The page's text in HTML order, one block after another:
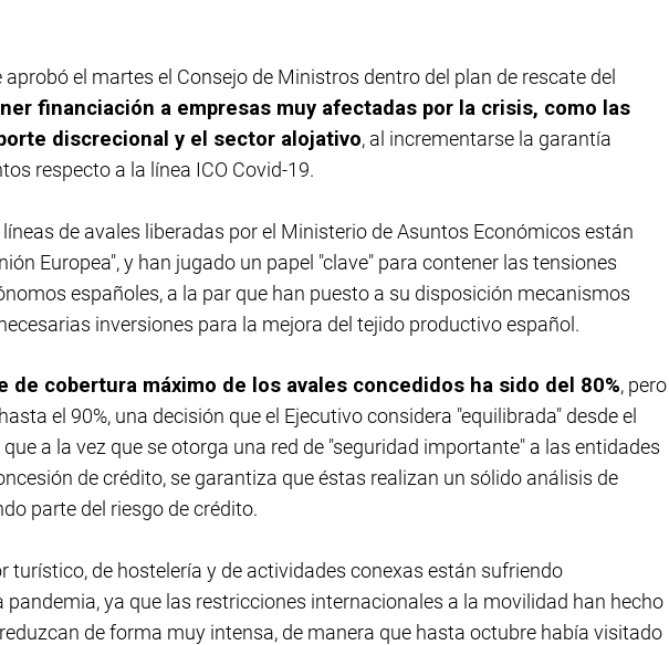
aprobó el martes el Consejo de Ministros dentro del plan de rescate del
financiación a empresas muy afectadas por la crisis, como las
discrecional y el sector alojativo, al incrementarse la garantía
respecto a la línea ICO Covid-19.
de avales liberadas por el Ministerio de Asuntos Económicos están
Europea", y han jugado un papel "clave" para contener las tensiones
españoles, a la par que han puesto a su disposición mecanismos
inversiones para la mejora del tejido productivo español.
de cobertura máximo de los avales concedidos ha sido del 80%, pero
el 90%, una decisión que el Ejecutivo considera "equilibrada" desde el
a la vez que se otorga una red de "seguridad importante" a las entidades
de crédito, se garantiza que éstas realizan un sólido análisis de
parte del riesgo de crédito.
turístico, de hostelería y de actividades conexas están sufriendo
ya que las restricciones internacionales a la movilidad han hecho
de forma muy intensa, de manera que hasta octubre había visitado